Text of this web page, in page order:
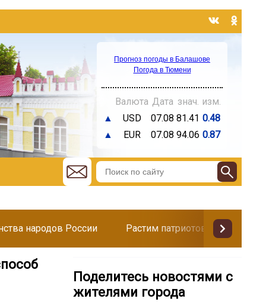
Прогноз погоды в Балашове
Погода в Тюмени
Валюта Дата знач. изм.
▲
USD 07.08 81.41 0.48
▲
EUR 07.08 94.06 0.87
народов России Растим патриотов
Поделитесь новостями с
жителями города